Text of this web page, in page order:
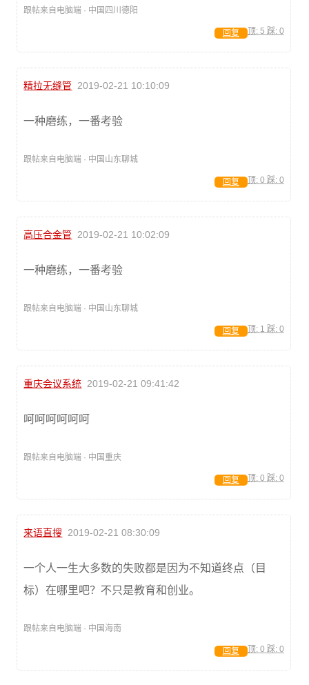
跟帖来自电脑端 · 中国四川德阳
顶: 5 踩: 0
回复
精拉无缝管 2019-02-21 10:10:09
一种磨练，一番考验
跟帖来自电脑端 · 中国山东聊城
顶: 0 踩: 0
回复
高压合金管 2019-02-21 10:02:09
一种磨练，一番考验
跟帖来自电脑端 · 中国山东聊城
顶: 1 踩: 0
回复
重庆会议系统 2019-02-21 09:41:42
呵呵呵呵呵呵
跟帖来自电脑端 · 中国重庆
顶: 0 踩: 0
回复
来语直搜 2019-02-21 08:30:09
一个人一生大多数的失败都是因为不知道终点（目
标）在哪里吧？不只是教育和创业。
跟帖来自电脑端 · 中国海南
顶: 0 踩: 0
回复